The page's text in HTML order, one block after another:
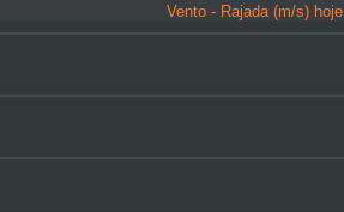
Vento - Rajada (m/s) hoje